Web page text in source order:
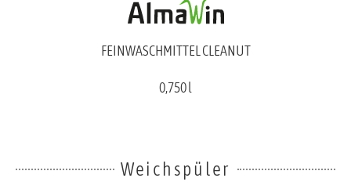
FEINWASCHMITTEL CLEANUT
0,750 l
Weichspüler